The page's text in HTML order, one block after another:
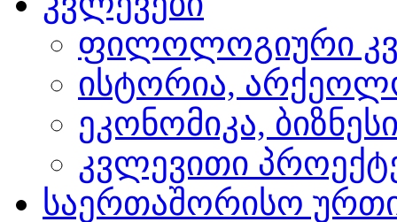
ფილოლოგიური
ისტორია,
ეკონომიკა,
კვლევითი
საერთაშორისო